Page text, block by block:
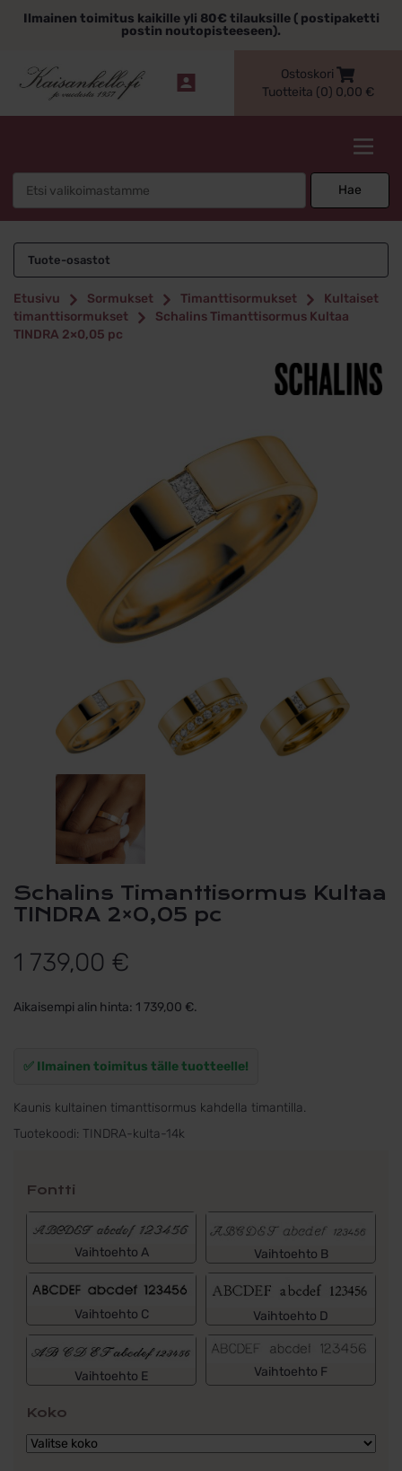
sisältöönIlmainen toimitus kaikille yli 80€ tilauksille ( postipaketti
postin noutopisteeseen).
Ostoskori
Tuotteita (0) 0,00 €
Hae
Tuote-osastot
Etusivu Sormukset Timanttisormukset
Kultaiset
timanttisormukset
Schalins Timanttisormus Kultaa
TINDRA 2×0,05 pc
Schalins Timanttisormus Kultaa
TINDRA 2×0,05 pc
1 739,00 €
Aikaisempi alin hinta: 1 739,00 €.
✅ Ilmainen toimitus tälle tuotteelle!
Kaunis kultainen timanttisormus kahdella timantilla.
Tuotekoodi: TINDRA-kulta-14k
Fontti
Vaihtoehto A Vaihtoehto B
Vaihtoehto C Vaihtoehto D
Vaihtoehto E Vaihtoehto F
Koko